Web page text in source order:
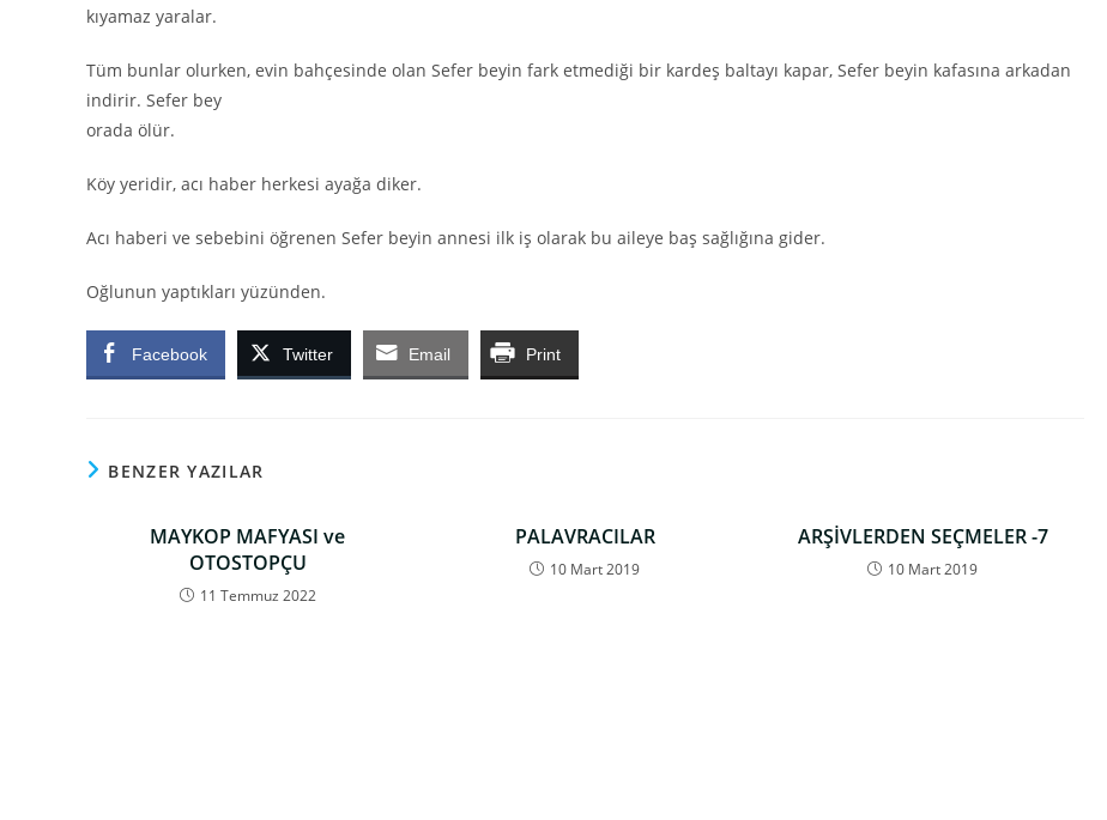
kıyamaz yaralar.
Tüm bunlar olurken, evin bahçesinde olan Sefer beyin fark etmediği bir kardeş baltayı kapar, Sefer beyin kafasına arkadan
indirir. Sefer bey
orada ölür.
Köy yeridir, acı haber herkesi ayağa diker.
Acı haberi ve sebebini öğrenen Sefer beyin annesi ilk iş olarak bu aileye baş sağlığına gider.
Oğlunun yaptıkları yüzünden.
Facebook Twitter Email Print
BENZER YAZILAR
MAYKOP MAFYASI ve
OTOSTOPÇU
11 Temmuz 2022
PALAVRACILAR
10 Mart 2019
ARŞİVLERDEN SEÇMELER -7
10 Mart 2019